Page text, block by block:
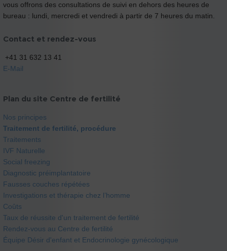
vous offrons des consultations de suivi en dehors des heures de
bureau : lundi, mercredi et vendredi à partir de 7 heures du matin.
Contact et rendez-vous
+41 31 632 13 41
E-Mail
Plan du site Centre de fertilité
Nos principes
Traitement de fertilité, procédure
Traitements
IVF Naturelle
Social freezing
Diagnostic préimplantatoire
Fausses couches répétées
Investigations et thérapie chez l’homme
Coûts
Taux de réussite d'un traitement de fertilité
Rendez-vous au Centre de fertilité
Équipe Désir d'enfant et Endocrinologie gynécologique